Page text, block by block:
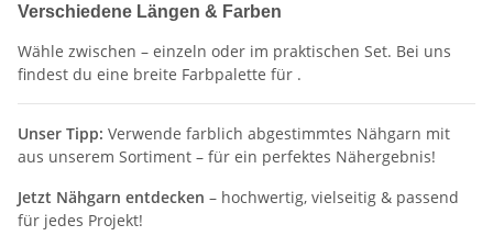
Verschiedene Längen & Farben
Wähle zwischen – einzeln oder im praktischen Set. Bei uns
findest du eine breite Farbpalette für .
Unser Tipp: Verwende farblich abgestimmtes Nähgarn mit
aus unserem Sortiment – für ein perfektes Nähergebnis!
Jetzt Nähgarn entdecken – hochwertig, vielseitig & passend
für jedes Projekt!